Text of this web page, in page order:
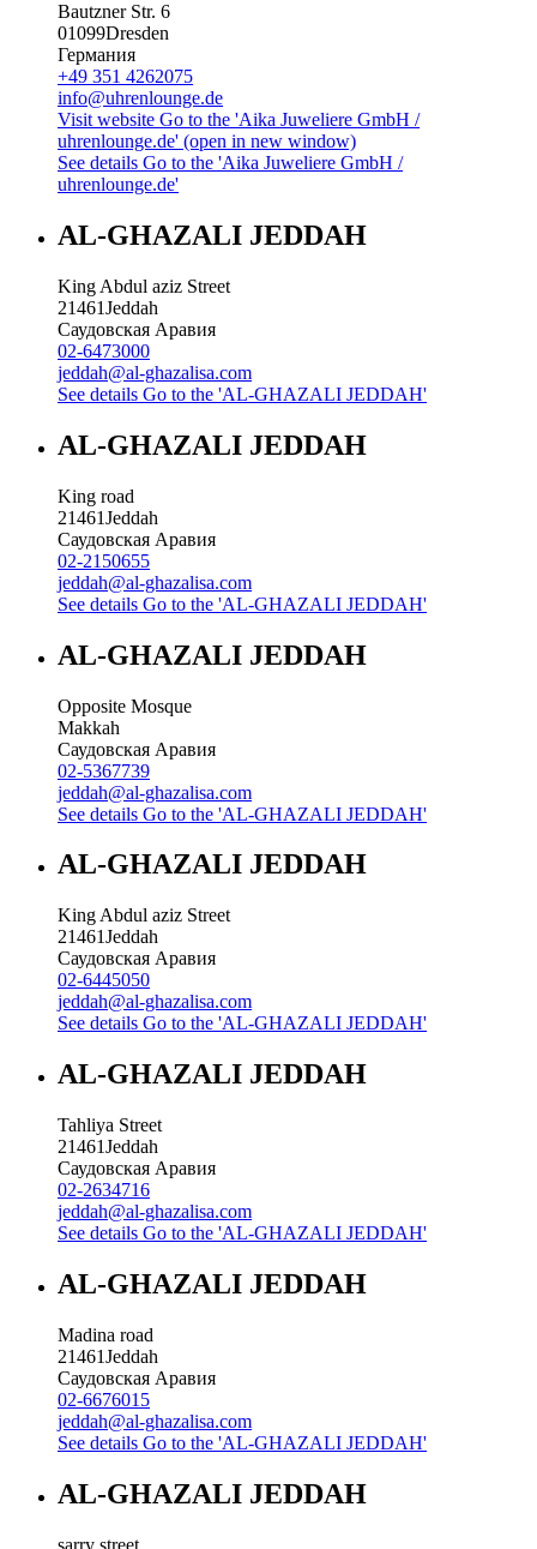
Bautzner Str. 6
01099Dresden
Германия
+49 351 4262075
info@uhrenlounge.de
Visit website Go to the 'Aika Juweliere GmbH /
uhrenlounge.de' (open in new window)
See details Go to the 'Aika Juweliere GmbH /
uhrenlounge.de'
AL-GHAZALI JEDDAH
King Abdul aziz Street
21461Jeddah
Саудовская Аравия
02-6473000
jeddah@al-ghazalisa.com
See details Go to the 'AL-GHAZALI JEDDAH'
AL-GHAZALI JEDDAH
King road
21461Jeddah
Саудовская Аравия
02-2150655
jeddah@al-ghazalisa.com
See details Go to the 'AL-GHAZALI JEDDAH'
AL-GHAZALI JEDDAH
Opposite Mosque
Makkah
Саудовская Аравия
02-5367739
jeddah@al-ghazalisa.com
See details Go to the 'AL-GHAZALI JEDDAH'
AL-GHAZALI JEDDAH
King Abdul aziz Street
21461Jeddah
Саудовская Аравия
02-6445050
jeddah@al-ghazalisa.com
See details Go to the 'AL-GHAZALI JEDDAH'
AL-GHAZALI JEDDAH
Tahliya Street
21461Jeddah
Саудовская Аравия
02-2634716
jeddah@al-ghazalisa.com
See details Go to the 'AL-GHAZALI JEDDAH'
AL-GHAZALI JEDDAH
Madina road
21461Jeddah
Саудовская Аравия
02-6676015
jeddah@al-ghazalisa.com
See details Go to the 'AL-GHAZALI JEDDAH'
AL-GHAZALI JEDDAH
sarry street